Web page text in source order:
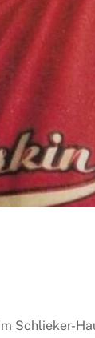
Schlieker-